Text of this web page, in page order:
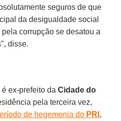
seguros de que
da desigualdade social
corrupção se desatou a
disse.
é ex-prefeito daCidade do
pela terceira vez,
de hegemonia do PRI ,